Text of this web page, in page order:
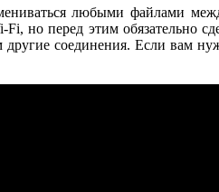
любыми файлами
но перед этим обязательно
другие соединения. Если вам